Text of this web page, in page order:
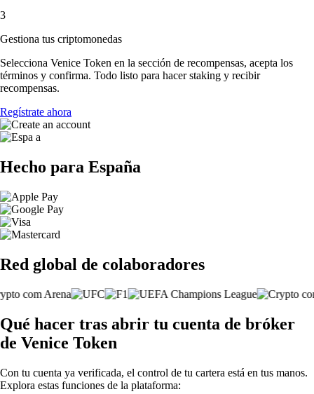
3
Gestiona tus criptomonedas
Selecciona Venice Token en la sección de recompensas, acepta los
términos y confirma. Todo listo para hacer staking y recibir
recompensas.
Regístrate ahora
Hecho para España
Red global de colaboradores
Qué hacer tras abrir tu cuenta de bróker
de Venice Token
Con tu cuenta ya verificada, el control de tu cartera está en tus manos.
Explora estas funciones de la plataforma: